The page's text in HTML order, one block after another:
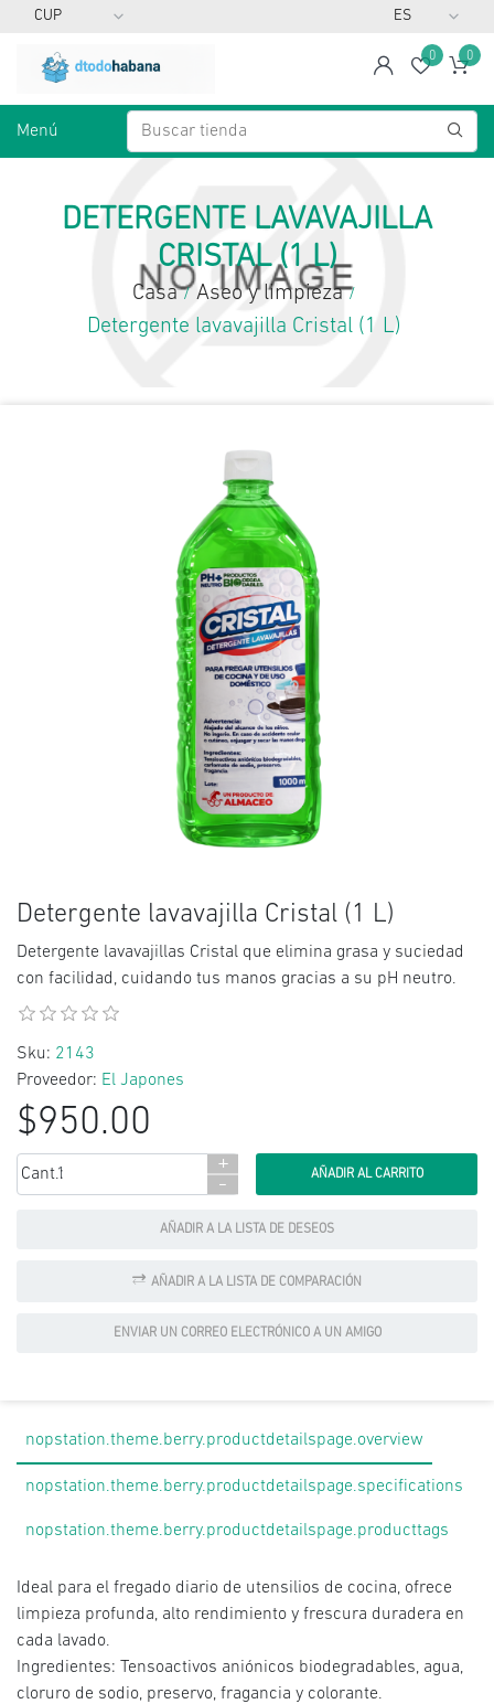
spanLista
0 0
Menú
DETERGENTE LAVAVAJILLA
CRISTAL (1 L)
Casa / Aseo y limpieza /
Detergente lavavajilla Cristal (1 L)
Detergente lavavajilla Cristal (1 L)
Detergente lavavajillas Cristal que elimina grasa y suciedad
con facilidad, cuidando tus manos gracias a su pH neutro.
Sku: 2143
Proveedor: El Japones
$950.00
Cant.:
+
-
AÑADIR A LA LISTA DE DESEOS
AÑADIR A LA LISTA DE COMPARACIÓN
ENVIAR UN CORREO ELECTRÓNICO A UN AMIGO
nopstation.theme.berry.productdetailspage.overview
nopstation.theme.berry.productdetailspage.specifications
nopstation.theme.berry.productdetailspage.producttags
Ideal para el fregado diario de utensilios de cocina, ofrece
limpieza profunda, alto rendimiento y frescura duradera en
cada lavado.
Ingredientes: Tensoactivos aniónicos biodegradables, agua,
cloruro de sodio, preservo, fragancia y colorante.